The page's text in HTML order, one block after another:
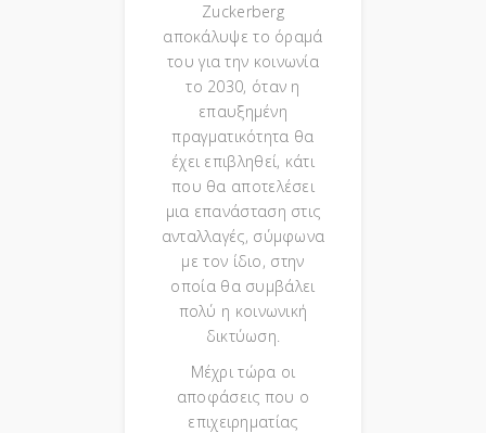
Zuckerberg
αποκάλυψε το όραμά
του για την κοινωνία
το 2030, όταν η
επαυξημένη
πραγματικότητα θα
έχει επιβληθεί, κάτι
που θα αποτελέσει
μια επανάσταση στις
ανταλλαγές, σύμφωνα
με τον ίδιο, στην
οποία θα συμβάλει
πολύ η κοινωνική
δικτύωση.
Μέχρι τώρα οι
αποφάσεις που ο
επιχειρηματίας